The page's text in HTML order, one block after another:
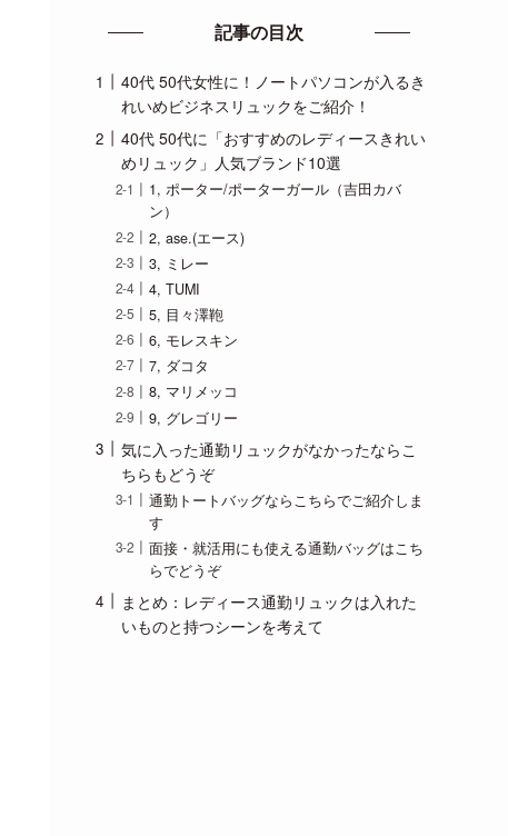
記事の目次
40代 50代女性に！ノートパソコンが入るき
れいめビジネスリュックをご紹介！
40代 50代に「おすすめのレディースきれい
めリュック」人気ブランド10選
1, ポーター/ポーターガール（吉田カバ
ン）
2, ase.(エース)
3, ミレー
4, TUMI
5, 目々澤鞄
6, モレスキン
7, ダコタ
8, マリメッコ
9, グレゴリー
気に入った通勤リュックがなかったならこ
ちらもどうぞ
通勤トートバッグならこちらでご紹介しま
す
面接・就活用にも使える通勤バッグはこち
らでどうぞ
まとめ：レディース通勤リュックは入れた
いものと持つシーンを考えて